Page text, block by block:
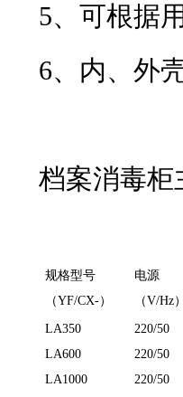
5、可根
6、内
档案消毒柜
规格型号
（YF/CX-）
电源
（V/Hz
LA350
220/50
LA600
220/50
LA1000
220/50